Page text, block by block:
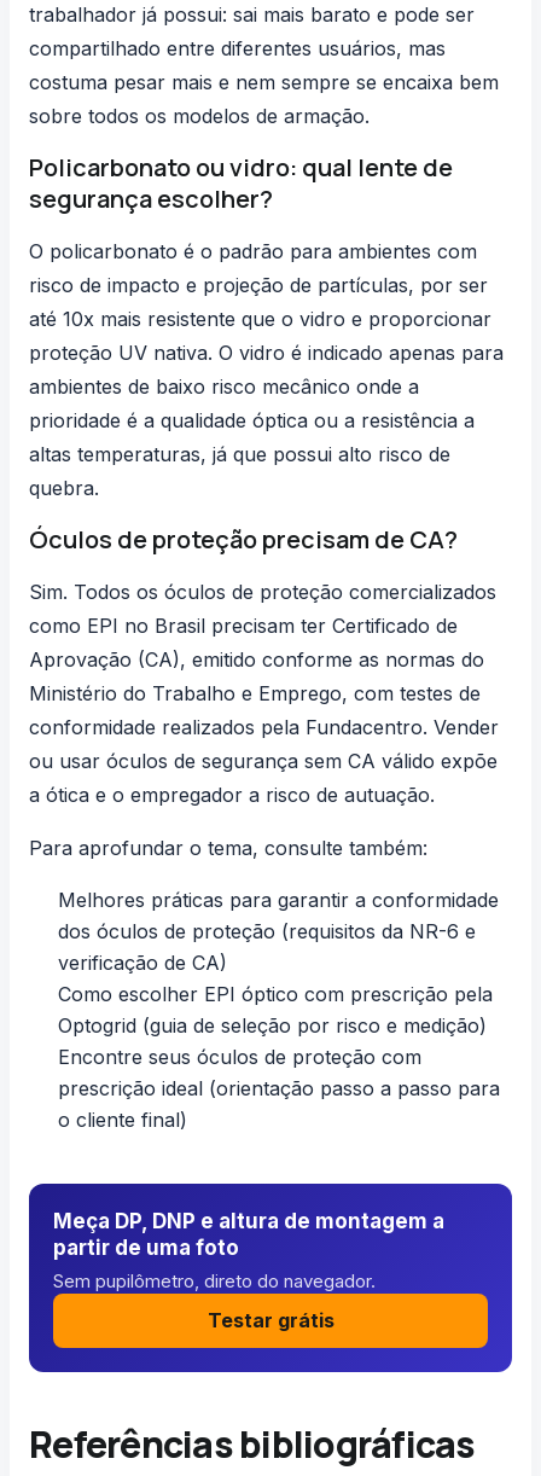
trabalhador já possui: sai mais barato e pode ser
compartilhado entre diferentes usuários, mas
costuma pesar mais e nem sempre se encaixa bem
sobre todos os modelos de armação.
Policarbonato ou vidro: qual lente de
segurança escolher?
O policarbonato é o padrão para ambientes com
risco de impacto e projeção de partículas, por ser
até 10x mais resistente que o vidro e proporcionar
proteção UV nativa. O vidro é indicado apenas para
ambientes de baixo risco mecânico onde a
prioridade é a qualidade óptica ou a resistência a
altas temperaturas, já que possui alto risco de
quebra.
Óculos de proteção precisam de CA?
Sim. Todos os óculos de proteção comercializados
como EPI no Brasil precisam ter Certificado de
Aprovação (CA), emitido conforme as normas do
Ministério do Trabalho e Emprego, com testes de
conformidade realizados pela Fundacentro. Vender
ou usar óculos de segurança sem CA válido expõe
a ótica e o empregador a risco de autuação.
Para aprofundar o tema, consulte também:
Melhores práticas para garantir a conformidade
dos óculos de proteção (requisitos da NR-6 e
verificação de CA)
Como escolher EPI óptico com prescrição pela
Optogrid (guia de seleção por risco e medição)
Encontre seus óculos de proteção com
prescrição ideal (orientação passo a passo para
o cliente final)
Meça DP, DNP e altura de montagem a
partir de uma foto
Sem pupilômetro, direto do navegador.
Testar grátis
Referências bibliográficas